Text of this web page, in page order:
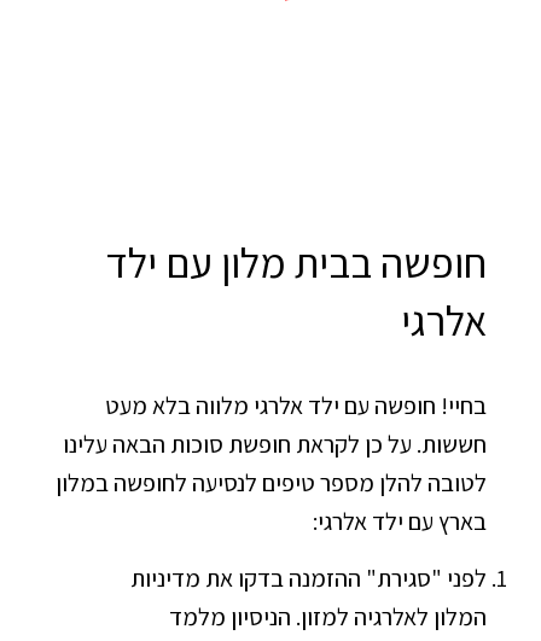
חופשה בבית מלון עם ילד
אלרגי
בחיי! חופשה עם ילד אלרגי מלווה בלא מעט
חששות. על כן לקראת חופשת סוכות הבאה עלינו
לטובה להלן מספר טיפים לנסיעה לחופשה במלון
בארץ עם ילד אלרגי:
לפני "סגירת" ההזמנה בדקו את מדיניות
המלון לאלרגיה למזון. הניסיון מלמד